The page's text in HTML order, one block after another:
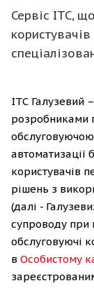
Сервіс ІТС,
ІТС Галузевий
розробниками
автоматизації
користувачів
рішень з
(далі -
супроводу при
обслуговуючі
в Особистому